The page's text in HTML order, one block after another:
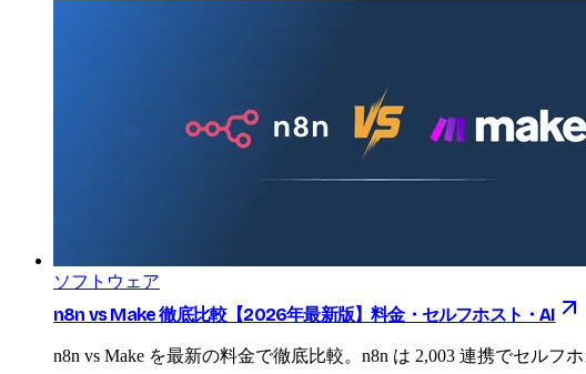
ソフトウェア
n8n vs Make 徹底比較【2026年最新版】料金・セルフホスト・AI
n8n vs Make を最新の料金で徹底比較。n8n は 2,003 連携でセルフ